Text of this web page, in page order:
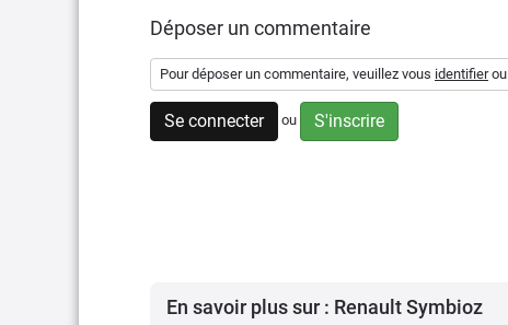
Déposer un commentaire
Pour déposer un commentaire, veuillez vous identifierou
Se connecter ou S'inscrire
En savoir plus sur : Renault Symbioz